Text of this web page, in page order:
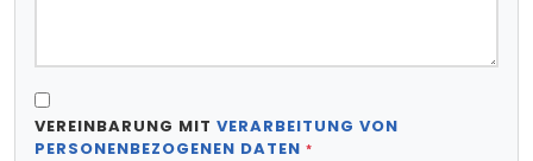
VEREINBARUNG MIT VERARBEITUNG VON
PERSONENBEZOGENEN DATEN *